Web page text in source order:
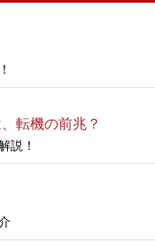
転機の前兆？
説！